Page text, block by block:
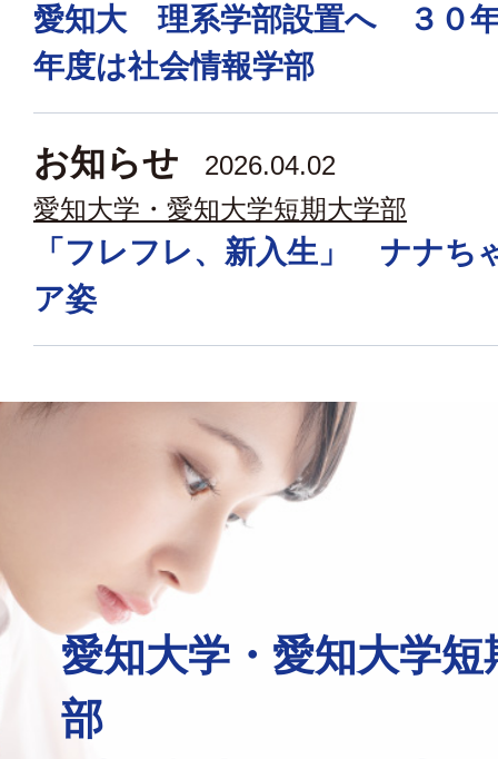
愛知大 理系学部設置へ ３０
年度は社会情報学部
お知らせ
2026.04.02
愛知大学・愛知大学短期大学部
「フレフレ、新入生」 ナナち
ア姿
愛知大学・愛知大学短
部